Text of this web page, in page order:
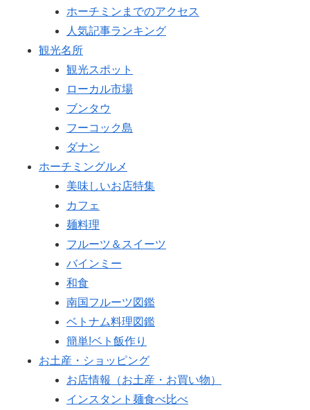
ホーチミンまでのアクセス
人気記事ランキング
観光名所
観光スポット
ローカル市場
ブンタウ
フーコック島
ダナン
ホーチミングルメ
美味しいお店特集
カフェ
麺料理
フルーツ＆スイーツ
バインミー
和食
南国フルーツ図鑑
ベトナム料理図鑑
簡単!ベト飯作り
お土産・ショッピング
お店情報（お土産・お買い物）
インスタント麺食べ比べ